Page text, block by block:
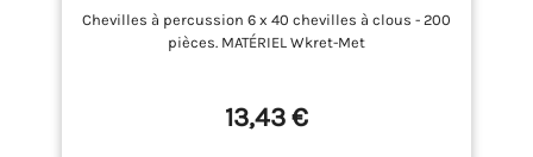
Chevilles à percussion 6 x 40 chevilles à clous - 200
pièces. MATÉRIEL Wkret-Met
13,43 €